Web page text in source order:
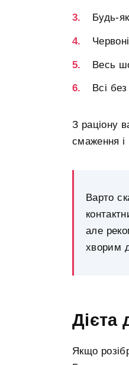
Будь-
Весь
Всі
З раціону
смаження і
Варто
але
хворим
Дієта
Якщо